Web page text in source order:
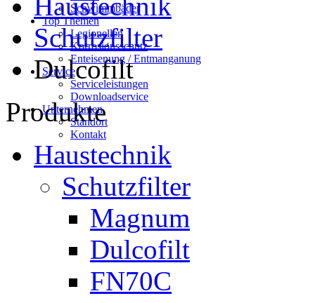
Schwimmbäder
Top Themen
Legionellen
Korrosionsschutz
Enteisenung / Entmanganung
Service
Serviceleistungen
Downloadservice
Unternehmen
Standort
Kontakt
Schutzfilter
Dulcofilt
Produkte
Haustechnik
Schutzfilter
Magnum
Dulcofilt
FN70C